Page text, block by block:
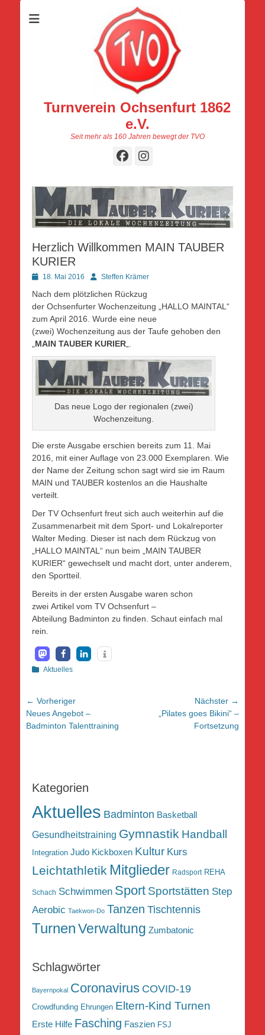
Turnverein Ochsenfurt 1862
e.V.
Seit mehr als 160 Jahren bewegt der TVO
Facebook
Instagram
Herzlich Willkommen MAIN TAUBER
KURIER
Posted18. Mai 2016 AutorSteffen Krämer
Nach dem plötzlichen Rückzug
der Ochsenfurter Wochenzeitung „HALLO MAINTAL“
zum April 2016. Wurde eine neue
(zwei) Wochenzeitung aus der Taufe gehoben den
MAIN TAUBER KURIER
Das neue Logo der regionalen (zwei)
Wochenzeitung.
Die erste Ausgabe erschien bereits zum 11. Mai
2016, mit einer Auflage von 23.000 Exemplaren. Wie
der Name der Zeitung schon sagt wird sie im Raum
MAIN und TAUBER kostenlos an die Haushalte
verteilt.
Der TV Ochsenfurt freut sich auch weiterhin auf die
Zusammenarbeit mit dem Sport- und Lokalreporter
Walter Meding. Dieser ist nach dem Rückzug von
„HALLO MAINTAL“ nun beim „MAIN TAUBER
KURIER“ gewechselt und macht dort, unter anderem,
den Sportteil.
Bereits in der ersten Ausgabe waren schon
zwei Artikel vom TV Ochsenfurt –
Abteilung Badminton zu finden. Schaut einfach mal
rein.
Kategorien
Aktuelles
Beitragsnavigation
← Vorheriger
Vorheriger
Beitrag:
Neues Angebot –
Badminton Talenttraining
Nächster →
Nächster„Pilates goes Bikini“ –
Fortsetzung
Kategorien
Aktuelles Badminton Basketball
Gesundheitstraining Gymnastik Handball
Integration Judo Kickboxen Kultur Kurs
Leichtathletik Mitglieder Radsport REHA
Schach Schwimmen Sport Sportstätten Step
Aerobic Taekwon-Do Tanzen Tischtennis
TurnenVerwaltung Zumbatonic
Schlagwörter
Bayernpokal Coronavirus COVID-19
Crowdfunding Ehrungen Eltern-Kind Turnen
Erste Hilfe Fasching Faszien FSJ